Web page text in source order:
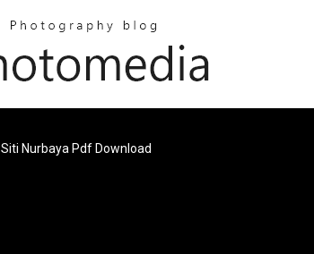
Siti Nurbaya Pdf Download